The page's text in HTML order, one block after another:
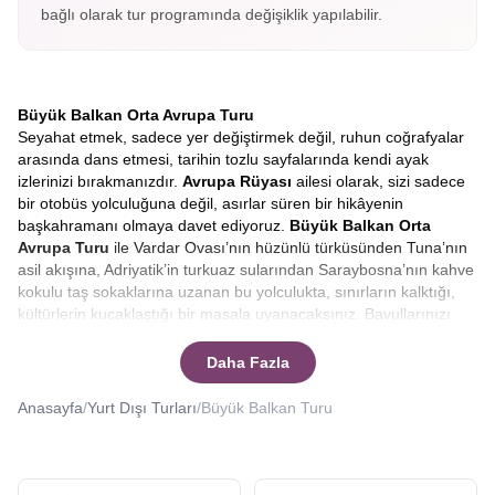
bağlı olarak tur programında değişiklik yapılabilir.
Büyük Balkan Orta Avrupa Turu
Seyahat etmek, sadece yer değiştirmek değil, ruhun coğrafyalar
arasında dans etmesi, tarihin tozlu sayfalarında kendi ayak
izlerinizi bırakmanızdır. Avrupa Rüyası ailesi olarak, sizi sadece
bir otobüs yolculuğuna değil, asırlar süren bir hikâyenin
başkahramanı olmaya davet ediyoruz. Büyük Balkan Orta
Avrupa Turu ile Vardar Ovası’nın hüzünlü türküsünden Tuna’nın
asil akışına, Adriyatik’in turkuaz sularından Saraybosna’nın kahve
kokulu taş sokaklarına uzanan bu yolculukta, sınırların kalktığı,
kültürlerin kucaklaştığı bir masala uyanacaksınız. Bavullarınızı
çok daha fazlasını vaat ediyor.Büyük balkan turunda hangi
en iyi Balkan turu hangisi?
yanıt vereceğiz.
Daha Fazla
Anasayfa/Yurt Dışı Turları/Büyük Balkan Turu